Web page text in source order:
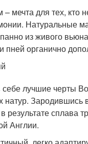
мечта для тех, кто
Натуральные
из живого
пней органично
лучшие черты
натур. Зародившись
результате сплава
Англии.